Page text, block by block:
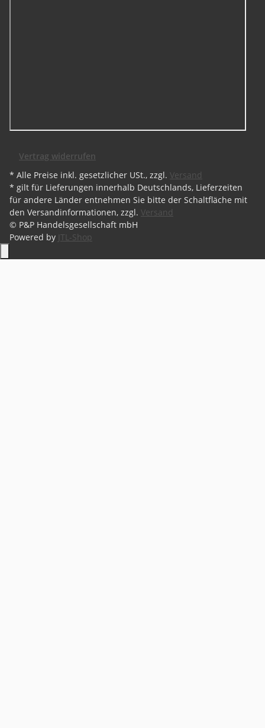
Vertrag widerrufen
* Alle Preise inkl. gesetzlicher USt., zzgl. Versand
* gilt für Lieferungen innerhalb Deutschlands, Lieferzeiten
für andere Länder entnehmen Sie bitte der Schaltfläche mit
den Versandinformationen, zzgl. Versand
© P&P Handelsgesellschaft mbH
Powered by JTL-Shop